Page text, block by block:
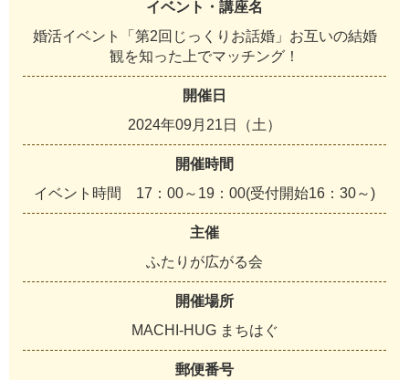
イベント・講座名
婚活イベント「第2回じっくりお話婚」お互いの結婚
観を知った上でマッチング！
開催日
2024年09月21日（土）
開催時間
イベント時間 17：00～19：00(受付開始16：30～)
主催
ふたりが広がる会
開催場所
MACHI-HUG まちはぐ
郵便番号